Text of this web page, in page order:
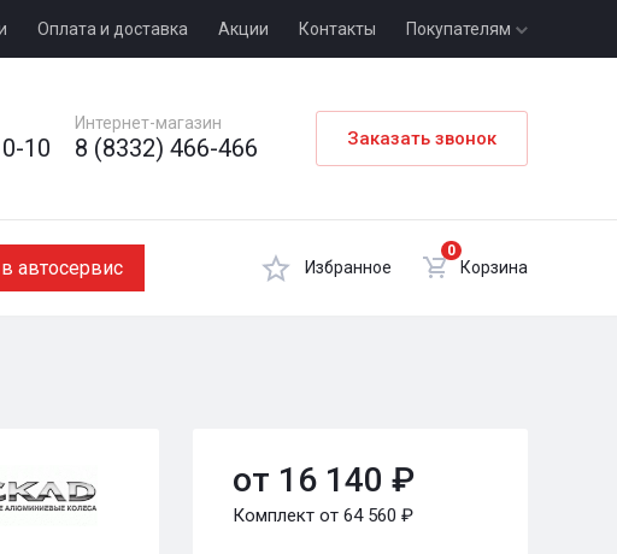
Оплата и доставка Акции Контакты Покупателям
10
Интернет-магазин
8 (8332) 466-466 Заказать звонок
автосервис Избранное
0
Корзина
от 16 140 ₽
Комплект от 64 560 ₽